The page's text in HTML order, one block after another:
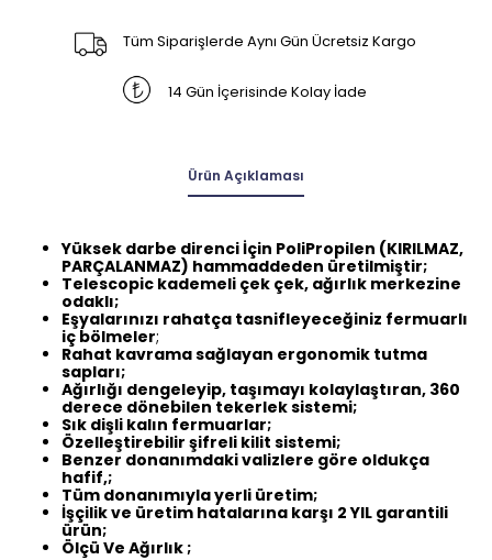
Tüm Siparişlerde Aynı Gün Ücretsiz Kargo
14 Gün İçerisinde Kolay İade
Ürün Açıklaması
Yüksek darbe direnci İçin PoliPropilen (KIRILMAZ,
PARÇALANMAZ) hammaddeden üretilmiştir;
Telescopic kademeli çek çek, ağırlık merkezine
odaklı;
Eşyalarınızı rahatça tasnifleyeceğiniz fermuarlı
iç bölmeler;
Rahat kavrama sağlayan ergonomik tutma
sapları;
Ağırlığı dengeleyip, taşımayı kolaylaştıran, 360
derece dönebilen tekerlek sistemi;
Sık dişli kalın fermuarlar;
Özelleştirebilir şifreli kilit sistemi;
Benzer donanımdaki valizlere göre oldukça
hafif,;
Tüm donanımıyla yerli üretim;
İşçilik ve üretim hatalarına karşı 2 YIL garantili
ürün;
Ölçü Ve Ağırlık ;